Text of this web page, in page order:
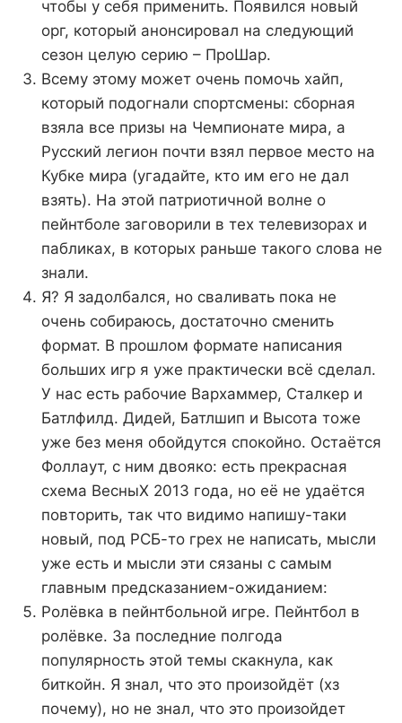
чтобы у себя применить. Появился новый
орг, который анонсировал на следующий
сезон целую серию – ПроШар.
Всему этому может очень помочь хайп,
который подогнали спортсмены: сборная
взяла все призы на Чемпионате мира, а
Русский легион почти взял первое место на
Кубке мира (угадайте, кто им его не дал
взять). На этой патриотичной волне о
пейнтболе заговорили в тех телевизорах и
пабликах, в которых раньше такого слова не
знали.
Я? Я задолбался, но сваливать пока не
очень собираюсь, достаточно сменить
формат. В прошлом формате написания
больших игр я уже практически всё сделал.
У нас есть рабочие Вархаммер, Сталкер и
Батлфилд. Дидей, Батлшип и Высота тоже
уже без меня обойдутся спокойно. Остаётся
Фоллаут, с ним двояко: есть прекрасная
схема ВесныХ 2013 года, но её не удаётся
повторить, так что видимо напишу-таки
новый, под РСБ-то грех не написать, мысли
уже есть и мысли эти сязаны с самым
главным предсказанием-ожиданием:
Ролёвка в пейнтбольной игре. Пейнтбол в
ролёвке. За последние полгода
популярность этой темы скакнула, как
биткойн. Я знал, что это произойдёт (хз
почему), но не знал, что это произойдет